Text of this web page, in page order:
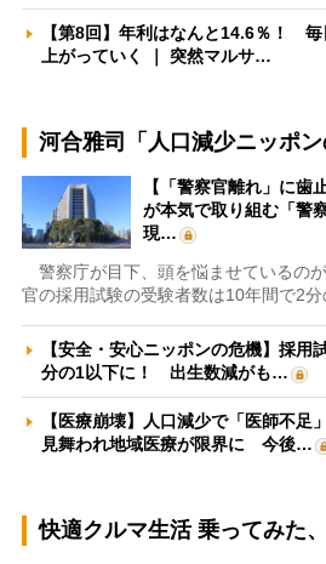
【第8回】年利はなんと14.6％！
上がっていく ｜ 突然マルサ…
河合雅司「人口減少ニッポン
【「警察官離れ」に歯
が本気で取り組む「警
現…
警察庁が目下、頭を悩ませているの
官の採用試験の受験者数は10年間で2分
【安全・安心ニッポンの危機】採用
分の1以下に！ 出生数減がも…
【医療崩壊】人口減少で「医師不足
見舞われ地域医療が限界に 今後…
快適クルマ生活 乗ってみた